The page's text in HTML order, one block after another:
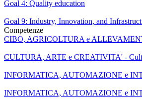
Goal 4: Quality education
Goal 9: Industry, Innovation, and
Competenze
CIBO, AGRICOLTURA e
CULTURA, ARTE e CREATIVITA' -
INFORMATICA, AUTOMAZIONE e
INFORMATICA, AUTOMAZIONE e